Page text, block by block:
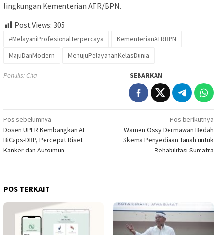
lingkungan Kementerian ATR/BPN.
Post Views: 305
#MelayaniProfesionalTerpercaya
KementerianATRBPN
MajuDanModern
MenujuPelayananKelasDunia
Penulis: Cha SEBARKAN
Navigasi
pos
Pos sebelumnya
Dosen UPER Kembangkan AI
BiCaps-DBP, Percepat Riset
Kanker dan Autoimun
Pos berikutnya
Wamen Ossy Dermawan Bedah
Skema Penyediaan Tanah untuk
Rehabilitasi Sumatra
POS TERKAIT